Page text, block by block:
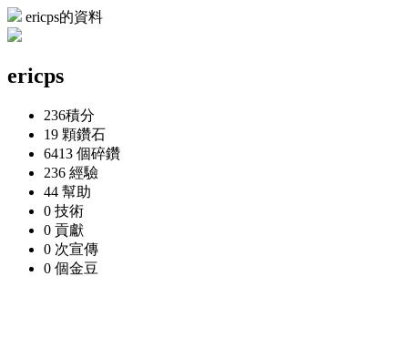
ericps的資料
ericps
236積分
19 顆鑽石
6413 個碎鑽
236 經驗
44 幫助
0 技術
0 貢獻
0 次宣傳
0 個金豆